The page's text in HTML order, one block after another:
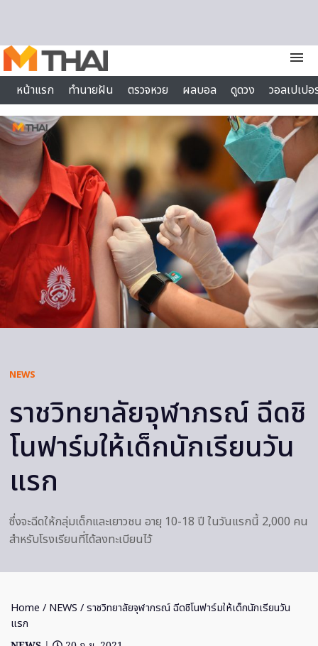
menu
หน้าแรก
ทำนายฝัน ตรวจหวย ผลบอล ดูดวง
วอลเปเป
ไลฟ์สไตล์
NEWS
ราชวิทยาลัยจุฬาภรณ์ ฉีดชิ
โนฟาร์มให้เด็กนักเรียนวัน
แรก
ซึ่งจะฉีดให้กลุ่มเด็กและเยาวชน อายุ 10-18 ปี ในวันแรกนี้ 2,000 คน
สำหรับโรงเรียนที่ได้ลงทะเบียนไว้
Home / NEWS / ราชวิทยาลัยจุฬาภรณ์ ฉีดชิโนฟาร์มให้เด็กนักเรียนวัน
แรก